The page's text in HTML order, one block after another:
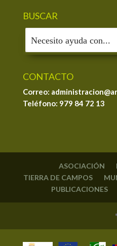
BUSCAR
CONTACTO
Correo:
Teléfono: 979 84 72 13
ASOCIACIÓN
TIERRA DE CAMPOS
PUBLICACIONES